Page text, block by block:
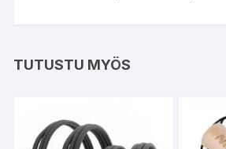
TUTUSTU MYÖS